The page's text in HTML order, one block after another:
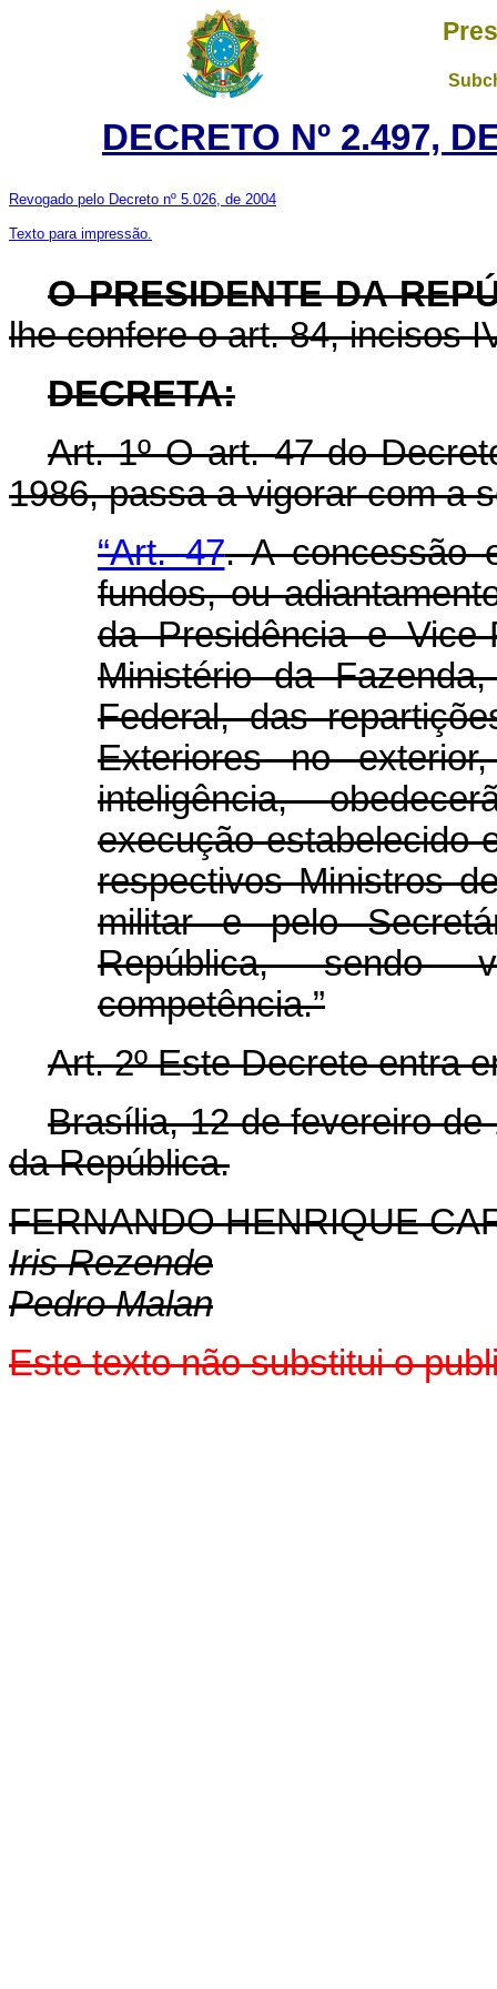
DECRETO Nº 2.497,
Revogado pelo Decreto nº 5.026, de 2004
Texto para impressão.
O PRESIDENTE DA
lhe confere o art. 84, incisos
DECRETA:
Art. 1º O art. 47 do
1986, passa a vigorar com a
“Art. 47. A concessão
fundos, ou
da Presidência e
Ministério da
Federal, das
Exteriores no
inteligência,
execução estabelecido
respectivos Ministros
militar e pelo
República, sendo
competência.”
Art. 2º Este Decrete entra
Brasília, 12 de fevereiro de
da República.
FERNANDO HENRIQUE
Iris Rezende
Pedro Malan
Este texto não substitui o